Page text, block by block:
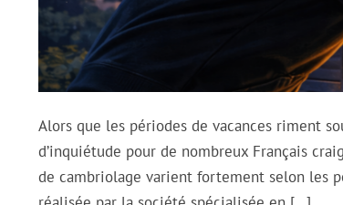
Alors que les périodes de vacances riment
d’inquiétude pour de nombreux Français
de cambriolage varient fortement selon les